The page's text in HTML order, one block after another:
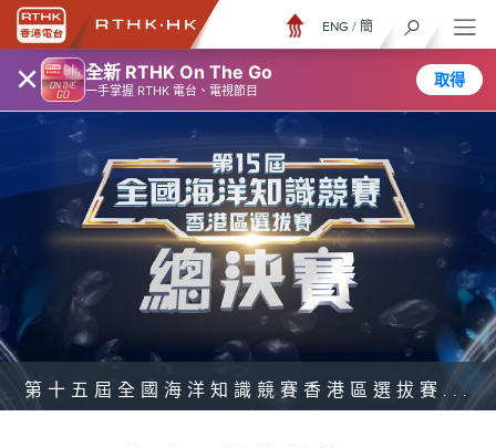
× 全新 RTHK On The Go
一手掌握 RTHK 電台、電視節目
取得
ENG / 簡
第十五屆全國海洋知識競賽香港區選拔賽...